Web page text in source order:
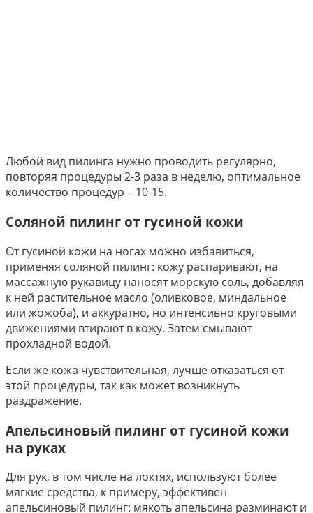
Любой вид пилинга нужно проводить регулярно,
повторяя процедуры 2-3 раза в неделю, оптимальное
количество процедур – 10-15.
Соляной пилинг от гусиной кожи
От гусиной кожи на ногах можно избавиться,
применяя соляной пилинг: кожу распаривают, на
массажную рукавицу наносят морскую соль, добавляя
к ней растительное масло (оливковое, миндальное
или жожоба), и аккуратно, но интенсивно круговыми
движениями втирают в кожу. Затем смывают
прохладной водой.
Если же кожа чувствительная, лучше отказаться от
этой процедуры, так как может возникнуть
раздражение.
Апельсиновый пилинг от гусиной кожи
на руках
Для рук, в том числе на локтях, используют более
мягкие средства, к примеру, эффективен
апельсиновый пилинг: мякоть апельсина разминают и